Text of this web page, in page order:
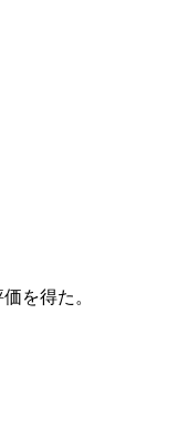
を得た。